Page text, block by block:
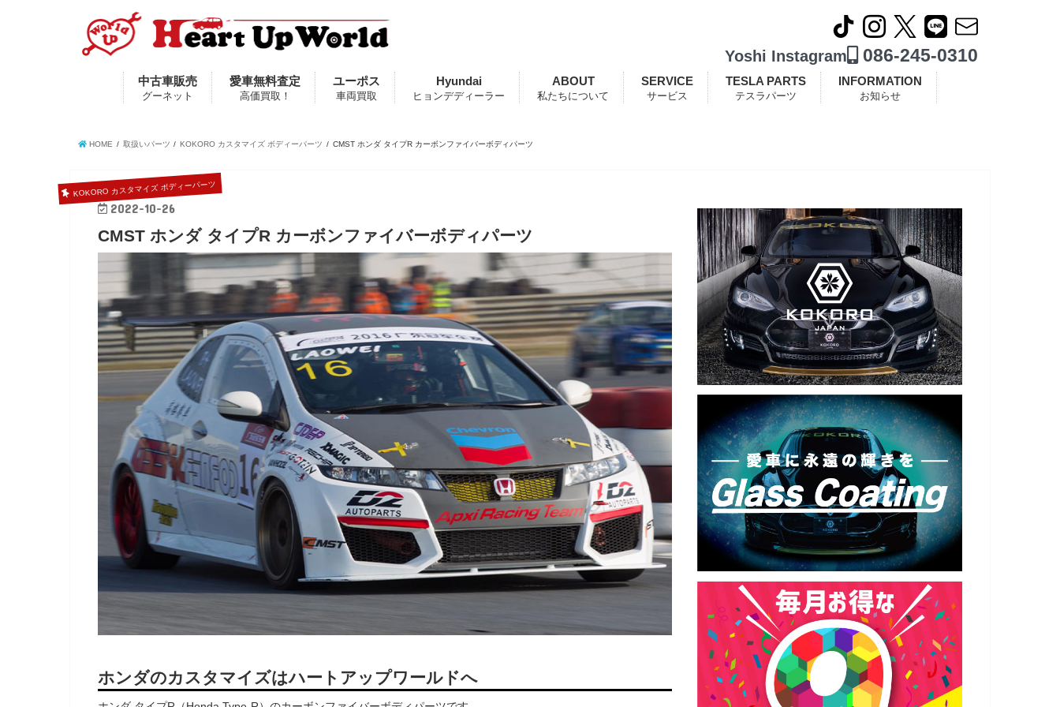
Yoshi Instagram 086-245-0310
中古車販売
グーネット
愛車無料査定
高価買取！
ユーポス
車両買取
Hyundai
ヒョンデディーラー
ABOUT
私たちについて
SERVICE
サービス
TESLA PARTS
テスラパーツ
INFORMATION
お知らせ
HOME 取扱いパーツ KOKORO カスタマイズ ボディーパーツ CMST ホンダ タイプR カーボンファイバーボディパーツ
KOKORO カスタマイズ ボディーパーツ
2022-10-26
CMST ホンダ タイプR カーボンファイバーボディパーツ
ホンダのカスタマイズはハートアップワールドへ